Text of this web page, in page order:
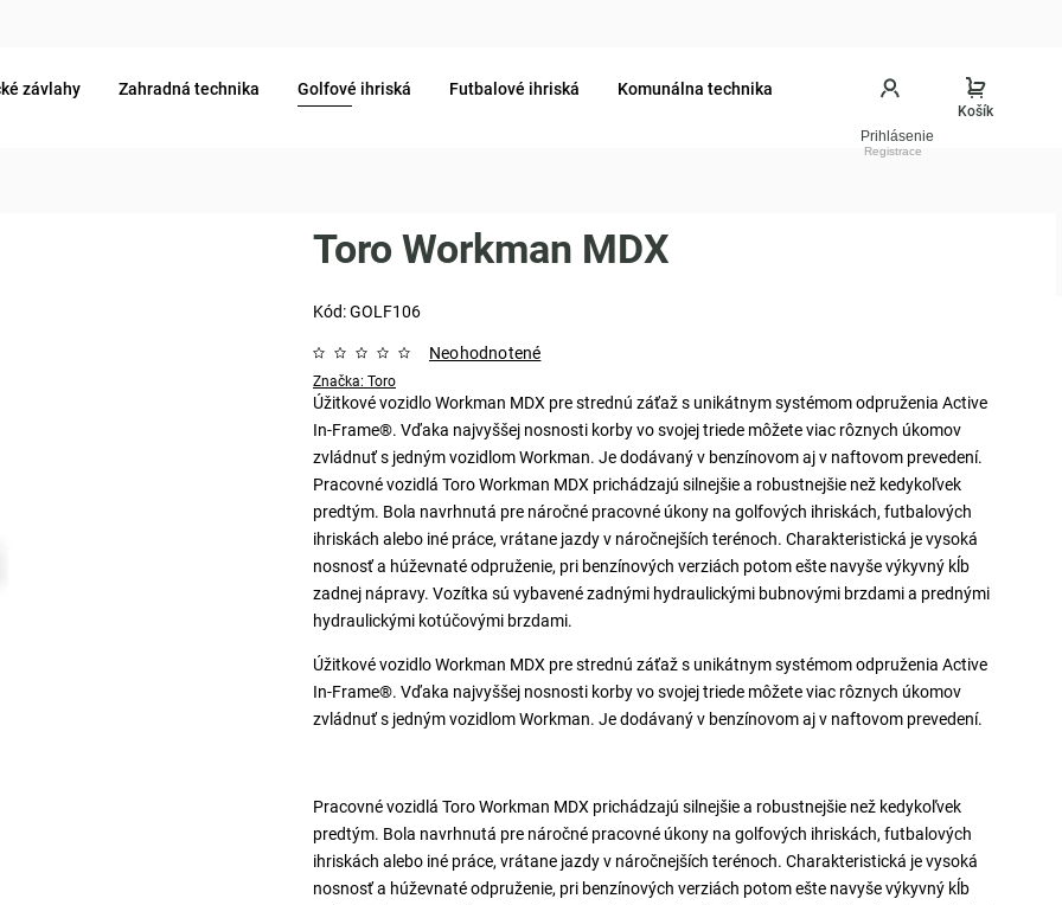
Prihlásenie
závlahy Zahradná technika Golfové ihriská Futbalové ihriská Komunálna technika
Toro Workman MDX
Značka:Toro
Neohodnotené
Kód:GOLF106
Úžitkové vozidlo Workman MDX pre strednú záťaž s unikátnym systémom odpruženia Active
In-Frame®. Vďaka najvyššej nosnosti korby vo svojej triede môžete viac rôznych úkomov
zvládnuť s jedným vozidlom Workman. Je dodávaný v benzínovom aj v naftovom prevedení.
Pracovné vozidlá Toro Workman MDX prichádzajú silnejšie a robustnejšie než kedykoľvek
predtým. Bola navrhnutá pre náročné pracovné úkony na golfových ihriskách, futbalových
ihriskách alebo iné práce, vrátane jazdy v náročnejších terénoch. Charakteristická je vysoká
nosnosť a húževnaté odpruženie, pri benzínových verziách potom ešte navyše výkyvný kĺb
zadnej nápravy. Vozítka sú vybavené zadnými hydraulickými bubnovými brzdami a prednými
hydraulickými kotúčovými brzdami.
Úžitkové vozidlo Workman MDX pre strednú záťaž s unikátnym systémom odpruženia Active
In-Frame®. Vďaka najvyššej nosnosti korby vo svojej triede môžete viac rôznych úkomov
zvládnuť s jedným vozidlom Workman. Je dodávaný v benzínovom aj v naftovom prevedení.
Pracovné vozidlá Toro Workman MDX prichádzajú silnejšie a robustnejšie než kedykoľvek
predtým. Bola navrhnutá pre náročné pracovné úkony na golfových ihriskách, futbalových
ihriskách alebo iné práce, vrátane jazdy v náročnejších terénoch. Charakteristická je vysoká
nosnosť a húževnaté odpruženie, pri benzínových verziách potom ešte navyše výkyvný kĺb